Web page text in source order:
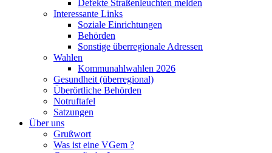
Defekte Straßenleuchten melden
Interessante Links
Soziale Einrichtungen
Behörden
Sonstige überregionale Adressen
Wahlen
Kommunahlwahlen 2026
Gesundheit (überregional)
Überörtliche Behörden
Notruftafel
Satzungen
Über uns
Grußwort
Was ist eine VGem ?